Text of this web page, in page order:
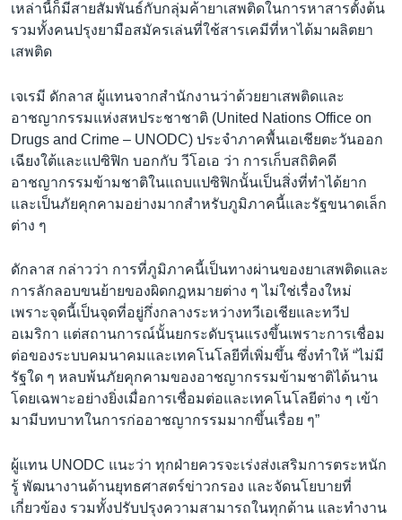
เหล่านี้ก็มีสายสัมพันธ์กับกลุ่มค้ายาเสพติดในการหาสารตั้งต้น
รวมทั้งคนปรุงยามือสมัครเล่นที่ใช้สารเคมีที่หาได้มาผลิตยา
เสพติด
เจเรมี ดักลาส ผู้แทนจากสำนักงานว่าด้วยยาเสพติดและ
อาชญากรรมแห่งสหประชาชาติ (United Nations Office on
Drugs and Crime – UNODC) ประจำภาคพื้นเอเชียตะวันออก
เฉียงใต้และแปซิฟิก บอกกับ วีโอเอ ว่า การเก็บสถิติคดี
อาชญากรรมข้ามชาติในแถบแปซิฟิกนั้นเป็นสิ่งที่ทำได้ยาก
และเป็นภัยคุกคามอย่างมากสำหรับภูมิภาคนี้และรัฐขนาดเล็ก
ต่าง ๆ
ดักลาส กล่าวว่า การที่ภูมิภาคนี้เป็นทางผ่านของยาเสพติดและ
การลักลอบขนย้ายของผิดกฎหมายต่าง ๆ ไม่ใช่เรื่องใหม่
เพราะจุดนี้เป็นจุดที่อยู่กึ่งกลางระหว่างทวีเอเชียและทวีป
อเมริกา แต่สถานการณ์นั้นยกระดับรุนแรงขึ้นเพราะการเชื่อม
ต่อของระบบคมนาคมและเทคโนโลยีที่เพิ่มขึ้น ซึ่งทำให้ “ไม่มี
รัฐใด ๆ หลบพ้นภัยคุกคามของอาชญากรรมข้ามชาติได้นาน
โดยเฉพาะอย่างยิ่งเมื่อการเชื่อมต่อและเทคโนโลยีต่าง ๆ เข้า
มามีบทบาทในการก่ออาชญากรรมมากขึ้นเรื่อย ๆ”
ผู้แทน UNODC แนะว่า ทุกฝ่ายควรจะเร่งส่งเสริมการตระหนัก
รู้ พัฒนางานด้านยุทธศาสตร์ข่าวกรอง และจัดนโยบายที่
เกี่ยวข้อง รวมทั้งปรับปรุงความสามารถในทุกด้าน และทำงาน